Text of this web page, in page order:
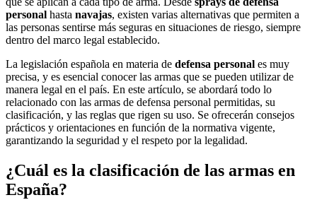
personal hasta navajas, existen varias alternativas que permiten a
las personas sentirse más seguras en situaciones de riesgo, siempre
dentro del marco legal establecido.
La legislación española en materia de defensa personal es muy
precisa, y es esencial conocer las armas que se pueden utilizar de
manera legal en el país. En este artículo, se abordará todo lo
relacionado con las armas de defensa personal permitidas, su
clasificación, y las reglas que rigen su uso. Se ofrecerán consejos
prácticos y orientaciones en función de la normativa vigente,
garantizando la seguridad y el respeto por la legalidad.
¿Cuál es la clasificación de las armas en
España?